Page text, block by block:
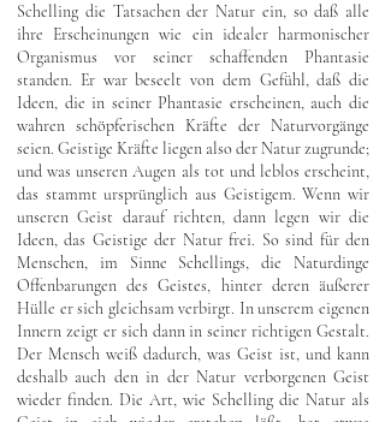
Schelling die Tatsachen der Natur ein, so daß alle
ihre Erscheinungen wie ein idealer harmonischer
Organismus vor seiner schaffenden Phantasie
standen. Er war beseelt von dem Gefühl, daß die
Ideen, die in seiner Phantasie erscheinen, auch die
wahren schöpferischen Kräfte der Naturvorgänge
seien. Geistige Kräfte liegen also der Natur zugrunde;
und was unseren Augen als tot und leblos erscheint,
das stammt ursprünglich aus Geistigem. Wenn wir
unseren Geist darauf richten, dann legen wir die
Ideen, das Geistige der Natur frei. So sind für den
Menschen, im Sinne Schellings, die Naturdinge
Offenbarungen des Geistes, hinter deren äußerer
Hülle er sich gleichsam verbirgt. In unserem eigenen
Innern zeigt er sich dann in seiner richtigen Gestalt.
Der Mensch weiß dadurch, was Geist ist, und kann
deshalb auch den in der Natur verborgenen Geist
wieder finden. Die Art, wie Schelling die Natur als